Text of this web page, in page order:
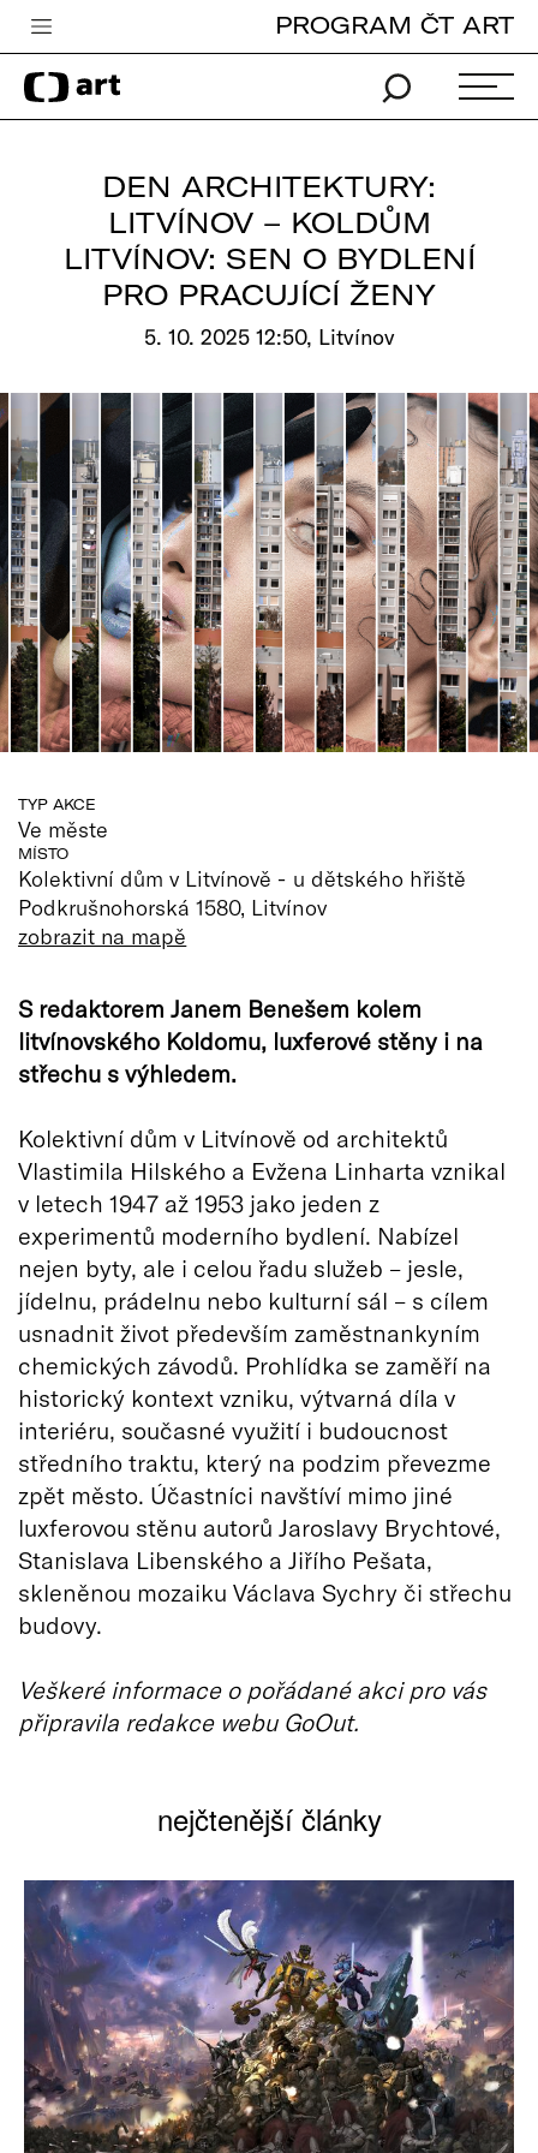
Česká televize
Zpravodajství
TV program
Vše o ČT
PROGRAM ČT ART
DEN ARCHITEKTURY:
LITVÍNOV – KOLDŮM
LITVÍNOV: SEN O BYDLENÍ
PRO PRACUJÍCÍ ŽENY
5. 10. 2025 12:50, Litvínov
TYP AKCE
Ve měste
MÍSTO
Kolektivní dům v Litvínově - u dětského hřiště
Podkrušnohorská 1580, Litvínov
zobrazit na mapě
S redaktorem Janem Benešem kolem
litvínovského Koldomu, luxferové stěny i na
střechu s výhledem.
Kolektivní dům v Litvínově od architektů
Vlastimila Hilského a Evžena Linharta vznikal
v letech 1947 až 1953 jako jeden z
experimentů moderního bydlení. Nabízel
nejen byty, ale i celou řadu služeb – jesle,
jídelnu, prádelnu nebo kulturní sál – s cílem
usnadnit život především zaměstnankyním
chemických závodů. Prohlídka se zaměří na
historický kontext vzniku, výtvarná díla v
interiéru, současné využití i budoucnost
středního traktu, který na podzim převezme
zpět město. Účastníci navštíví mimo jiné
luxferovou stěnu autorů Jaroslavy Brychtové,
Stanislava Libenského a Jiřího Pešata,
skleněnou mozaiku Václava Sychry či střechu
budovy.
Veškeré informace o pořádané akci pro vás
připravila redakce webu GoOut.
nejčtenější články